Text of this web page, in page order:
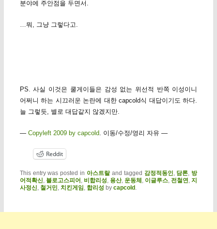
분야에 주안점을 두면서.
…뭐, 그냥 그렇다고.
PS. 사실 이것은 쿨게이들은 감성 없는 위선적 반쪽 이성이니
어쩌니 하는 시끄러운 논란에 대한 capcold식 대답이기도 하다.
늘 그렇듯, 별로 대답같지 않겠지만.
— Copyleft 2009 by capcold . 이동/수정/영리 자유 —
Reddit
This entry was posted in 아스트랄and tagged 감정적동인, 담론, 방
어적확신, 블로고스피어 , 비합리성, 용산,운동체 , 이글루스, 전철연,지
사정신, 철거민, 치킨게임 , 합리성 by capcold .